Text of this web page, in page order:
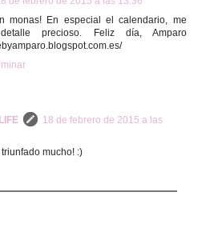
monas! En especial el calendario, me
precioso. Feliz día, Amparo
18 de febrero de 2015 a las
triunfado mucho! :)